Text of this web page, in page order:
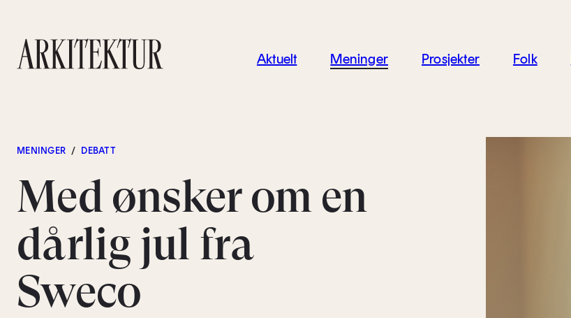
Aktuelt Meninger Prosjekter Folk
MENINGER / DEBATT
Med ønsker om en
dårlig jul fra
Sweco